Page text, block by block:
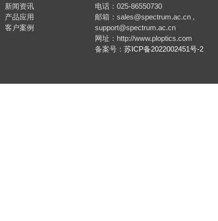
新闻资讯
产品应用
客户案例
电话：025-86550730
邮箱：sales@spectrum.ac.cn ,
support@spectrum.ac.cn
网址：http://www.ploptics.com
备案号： 苏ICP备2022002451号-2